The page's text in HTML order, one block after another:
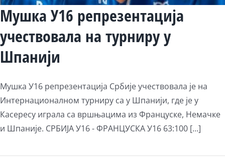
Мушка У16 репрезентација
учествовала на турниру у
Шпанији
Мушка У16 репрезентација Србије учествовала је на
Интернационалном турниру са у Шпанији, где је у
Касересу играла са вршњацима из Француске, Немачке
и Шпаније. СРБИЈА У16 - ФРАНЦУСКА У16 63:100 [...]